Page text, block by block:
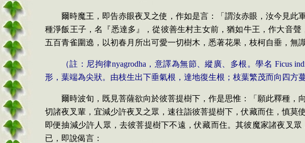
爾時魔王，即告赤眼夜叉之使，作如是言：「謂汝赤眼，汝今見
種淨飯王子，名『悉達多』，從彼善生村主女前，猶如牛王，作大音
五百青雀圍遶 ， 以初春月所出可愛一切樹木 ， 悉著花果 ， 枝柯自垂 ， 無
（註：尼拘律nyagrodha ，意譯為無節、縱廣、多根。學名 Ficus
形，葉端為尖狀。由枝生出下垂氣根，達地復生根；枝葉繁茂而向四方
爾時波旬，既見菩薩欲向於彼菩提樹下，作是思惟：「願此釋種
切諸夜叉輩，宜減少許夜叉之眾，速往詣彼菩提樹下，伏藏而住，慎莫
即便抽減少許人眾，去彼菩提樹下不遠，伏藏而住。其彼魔家諸夜叉
已，即說偈言：